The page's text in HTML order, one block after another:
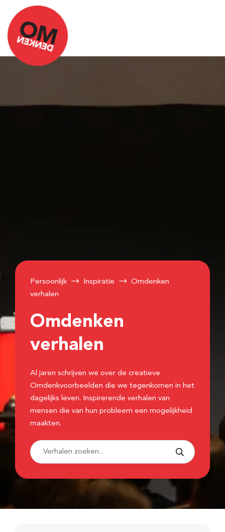
Persoonlijk Inspiratie
Omdenken
verhalen
Omdenken
verhalen
Al jaren schrijven we over de creatieve
Omdenkvoorbeelden die we tegenkomen in het
dagelijks leven. Inspirerende verhalen van
mensen die van hun probleem een mogelijkheid
maakten.